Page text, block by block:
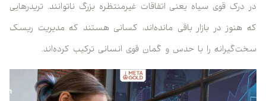
در درک قوی سیاه یعنی اتفاقات غیرمنتظره بزرگ ناتوانند. تریدرهایی
که هنوز در بازار باقی مانده‌اند، کسانی هستند که مدیریت ریسک
سخت‌گیرانه را با حدس و گمان قوی انسانی ترکیب کرده‌اند.